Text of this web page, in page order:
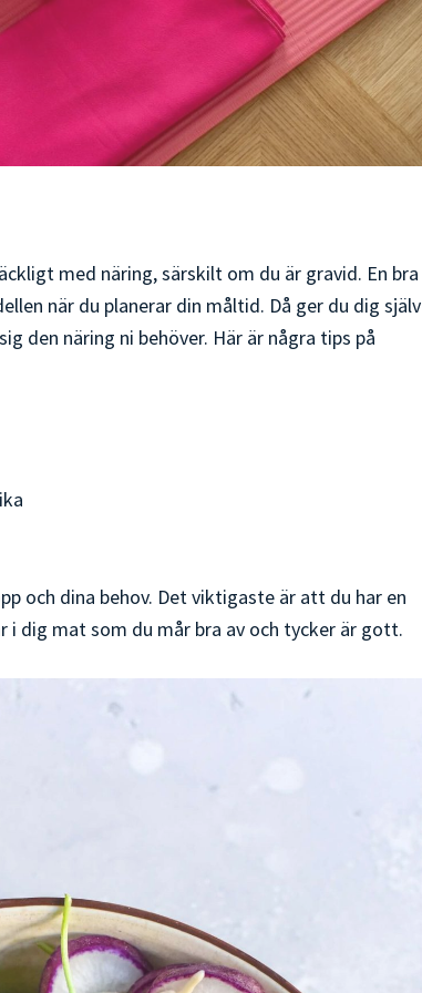
med näring, särskilt om du är gravid. En bra
när du planerar din måltid. Då ger du dig själv
den näring ni behöver. Här är några tips på
och dina behov. Det viktigaste är att du har en
i dig mat som du mår bra av och tycker är gott.